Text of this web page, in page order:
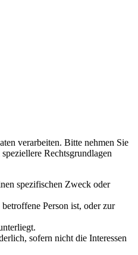
verarbeiten. Bitte nehmen Sie
Rechtsgrundlagen
spezifischen Zweck oder
Person ist, oder zur
sofern nicht die Interessen